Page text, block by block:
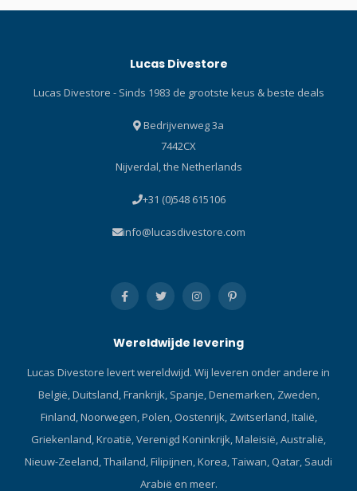
duikschoenen! Schoenen in
ontwerp van het
Kleuren: Black (BK), Cobalt
(EO), Fishtail Blue (FB), Flash
Moon Gold (MG), Ocean
Green (OG), Pearlescent
Pink (PP), Translucent (T) Wit
W) Indigo siliconen:
TECHNOLOGY COMFORT
om de maskerband zonder
gedoe in de sleuf te steken.
maakt het mogelijk dat de
een horizontale positie kan
worden bevestigd. HIGH
FLOW PURGEHet High Flow
Purge-ontwerp dat wordt
gebruikt bij TUSA-snorkels
biedt een afgedekte, breed-
diameter afvoerklep voor
Lucas Divestore
Lucas Divestore - Sinds 1983 de grootste keus & beste deals
Bedrijvenweg 3a
7442CX
Nijverdal, the Netherlands
+31 (0)548 615106
info@lucasdivestore.com
Wereldwijde levering
Lucas Divestore levert wereldwijd. Wij leveren onder andere in
België, Duitsland, Frankrijk, Spanje, Denemarken, Zweden,
Finland, Noorwegen, Polen, Oostenrijk, Zwitserland, Italië,
Griekenland, Kroatië, Verenigd Koninkrijk, Maleisië, Australië,
Nieuw-Zeeland, Thailand, Filipijnen, Korea, Taiwan, Qatar, Saudi
Arabië en meer.